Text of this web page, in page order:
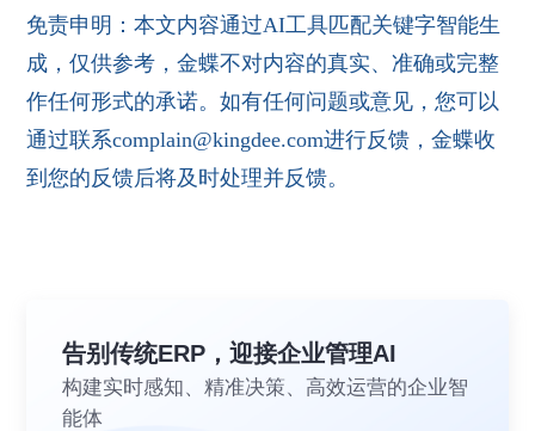
免责申明：本文内容通过AI工具匹配关键字智能生
成，仅供参考，金蝶不对内容的真实、准确或完整
作任何形式的承诺。如有任何问题或意见，您可以
通过联系complain@kingdee.com进行反馈，金蝶收
到您的反馈后将及时处理并反馈。
告别传统ERP，迎接企业管理AI
构建实时感知、精准决策、高效运营的企业智
能体